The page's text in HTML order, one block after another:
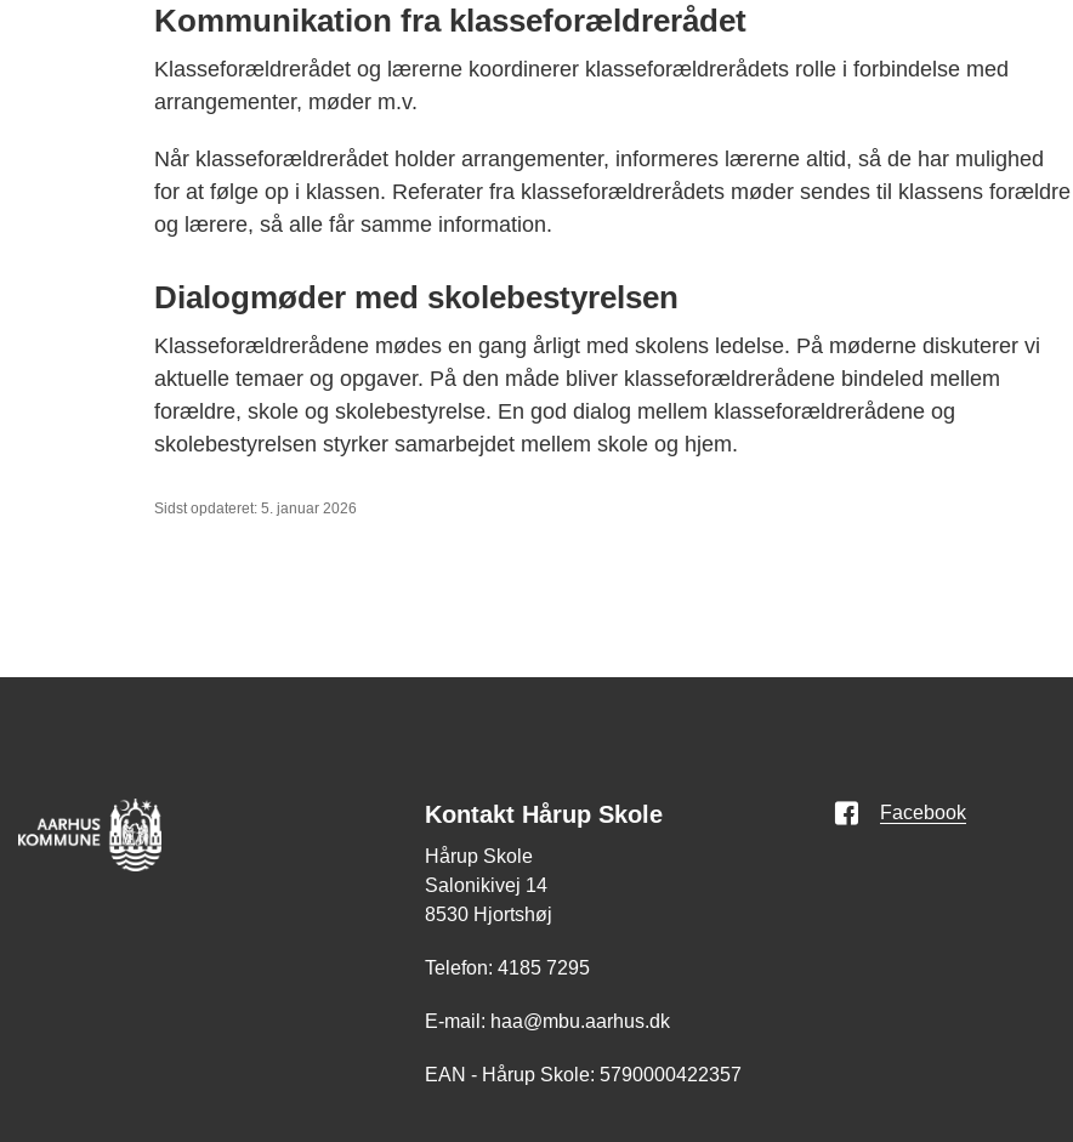
Kommunikation fra klasseforældrerådet
Klasseforældrerådet og lærerne koordinerer klasseforældrerådets rolle i forbindelse med
arrangementer, møder m.v.
Når klasseforældrerådet holder arrangementer, informeres lærerne altid, så de har mulighed
for at følge op i klassen. Referater fra klasseforældrerådets møder sendes til klassens forældre
og lærere, så alle får samme information.
Dialogmøder med skolebestyrelsen
Klasseforældrerådene mødes en gang årligt med skolens ledelse. På møderne diskuterer vi
aktuelle temaer og opgaver. På den måde bliver klasseforældrerådene bindeled mellem
forældre, skole og skolebestyrelse. En god dialog mellem klasseforældrerådene og
skolebestyrelsen styrker samarbejdet mellem skole og hjem.
Sidst opdateret: 5. januar 2026
Kontakt Hårup Skole
Hårup Skole
Salonikivej 14
8530 Hjortshøj
Telefon: 4185 7295
E-mail: haa@mbu.aarhus.dk
EAN - Hårup Skole: 5790000422357
Facebook